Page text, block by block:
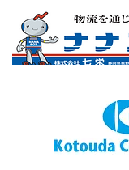
バナースポ